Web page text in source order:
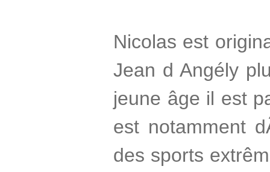
Nicolas est
Jean d Angély
jeune âge il est
est notamment
des sports